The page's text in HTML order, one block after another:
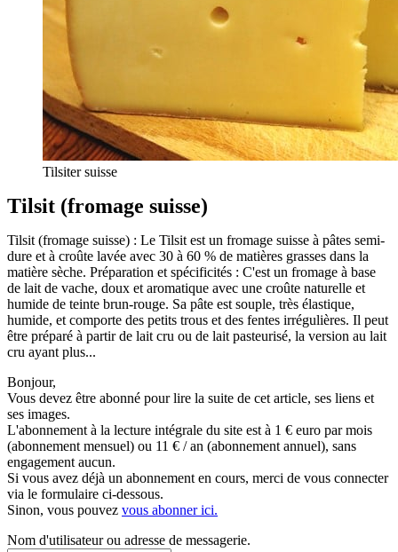
Tilsiter suisse
Tilsit (fromage suisse)
Tilsit (fromage suisse) : Le Tilsit est un fromage suisse à pâtes semi-
dure et à croûte lavée avec 30 à 60 % de matières grasses dans la
matière sèche. Préparation et spécificités : C'est un fromage à base
de lait de vache, doux et aromatique avec une croûte naturelle et
humide de teinte brun-rouge. Sa pâte est souple, très élastique,
humide, et comporte des petits trous et des fentes irrégulières. Il peut
être préparé à partir de lait cru ou de lait pasteurisé, la version au lait
cru ayant plus...
Bonjour,
Vous devez être abonné pour lire la suite de cet article, ses liens et
ses images.
L'abonnement à la lecture intégrale du site est à 1 € euro par mois
(abonnement mensuel) ou 11 € / an (abonnement annuel), sans
engagement aucun.
Si vous avez déjà un abonnement en cours, merci de vous connecter
via le formulaire ci-dessous.
Sinon, vous pouvez vous abonner ici.
Nom d'utilisateur ou adresse de messagerie.